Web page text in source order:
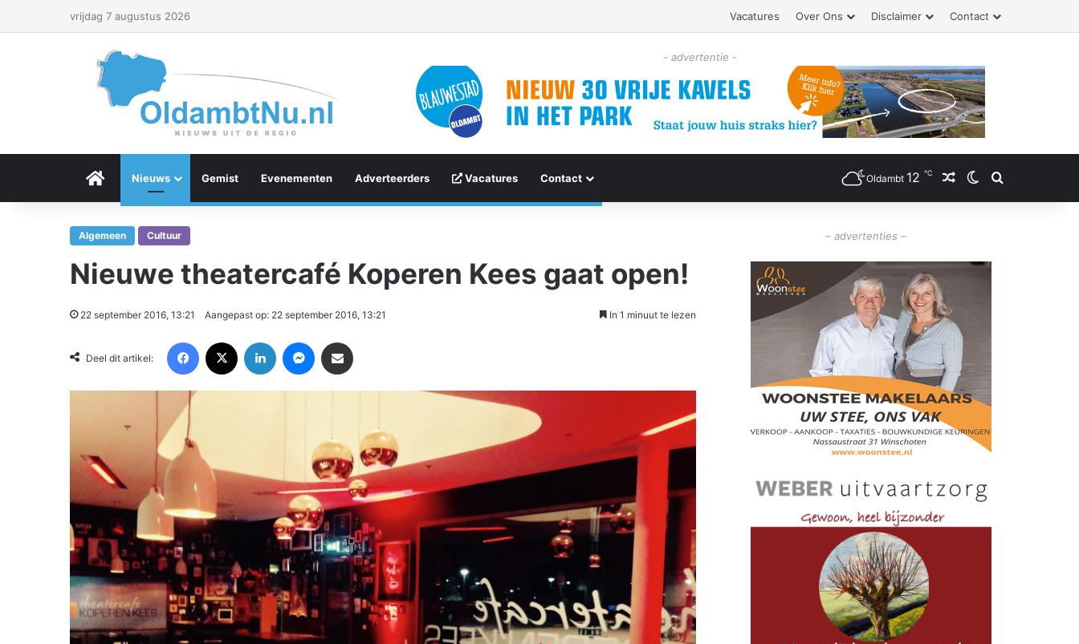
vrijdag 7 augustus 2026 Vacatures Over Ons Disclaimer Contact
- advertentie -
Menu Item
Nieuws Gemist Evenementen Adverteerders Vacatures Contact Oldambt 12 ℃ Willekeurig artikel
Switch skin
Zoeken
Algemeen Cultuur
Nieuwe theatercafé Koperen Kees gaat open!
22 september 2016, 13:21 Aangepast op: 22 september 2016, 13:21 In 1 minuut te lezen
Deel dit artikel:
– advertenties –